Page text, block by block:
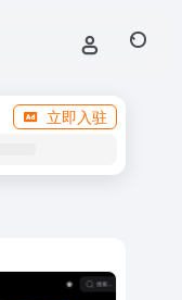
立即入驻